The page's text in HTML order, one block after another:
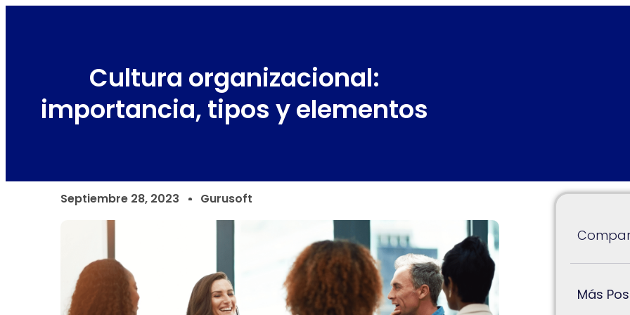
Cultura organizacional:
importancia, tipos y elementos
Septiembre 28, 2023 Gurusoft
Más